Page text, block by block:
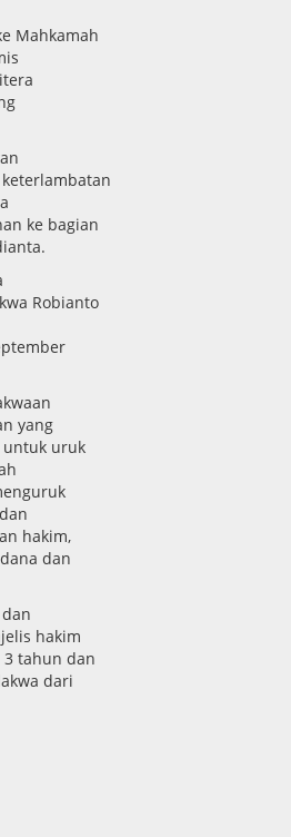
Mahkamah
ke bagian
Robianto
yang
untuk uruk
hakim,
dan
hakim
tahun dan
dari